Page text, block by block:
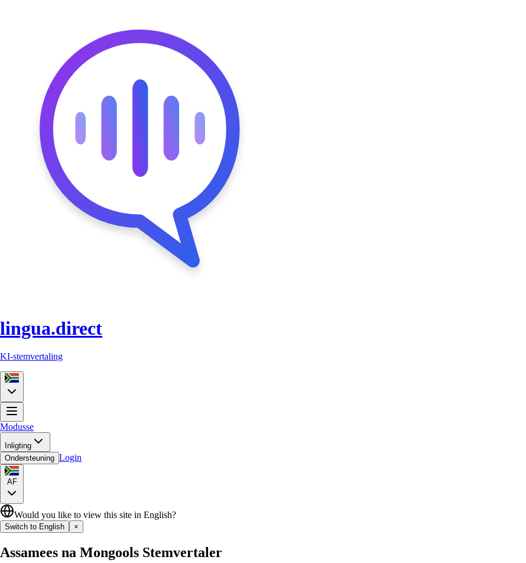
lingua.direct
KI-stemvertaling
Modusse
Inligting
Ondersteuning Login
AF
Would you like to view this site in English?
Switch to English ×
Assamees na Mongools Stemvertaler